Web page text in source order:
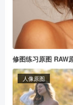
修图练习原图 RAW
人像原图